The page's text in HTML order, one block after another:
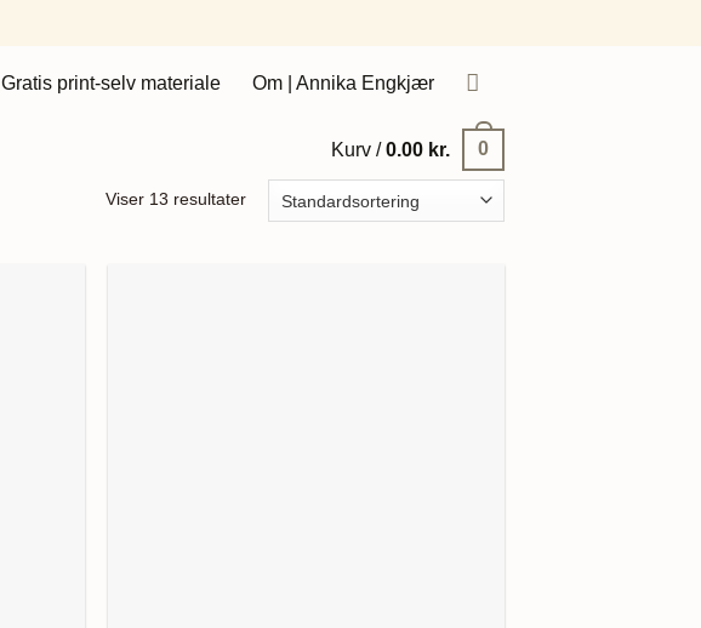
Gratis print-selv materiale Om | Annika Engkjær
Kurv /0.00 kr. 0
Viser 13 resultater